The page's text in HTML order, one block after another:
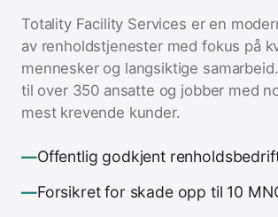
Totality Facility Services er en
av renholdstjenester med fokus på
mennesker og langsiktige
til over 350 ansatte og jobber med
mest krevende kunder.
Offentlig godkjent
Forsikret for skade opp til 10